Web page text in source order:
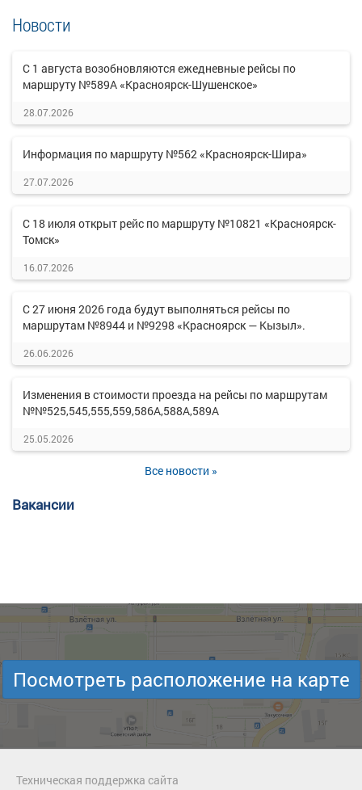
Новости
С 1 августа возобновляются ежедневные рейсы по
маршруту №589А «Красноярск-Шушенское»
28.07.2026
Информация по маршруту №562 «Красноярск-Шира»
27.07.2026
С 18 июля открыт рейс по маршруту №10821 «Красноярск-
Томск»
16.07.2026
С 27 июня 2026 года будут выполняться рейсы по
маршрутам №8944 и №9298 «Красноярск — Кызыл».
26.06.2026
Изменения в стоимости проезда на рейсы по маршрутам
№№525,545,555,559,586А,588А,589А
25.05.2026
Все новости »
Вакансии
Посмотреть расположение на карте
Техническая поддержка сайта